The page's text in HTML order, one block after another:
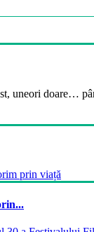
uneori doare…